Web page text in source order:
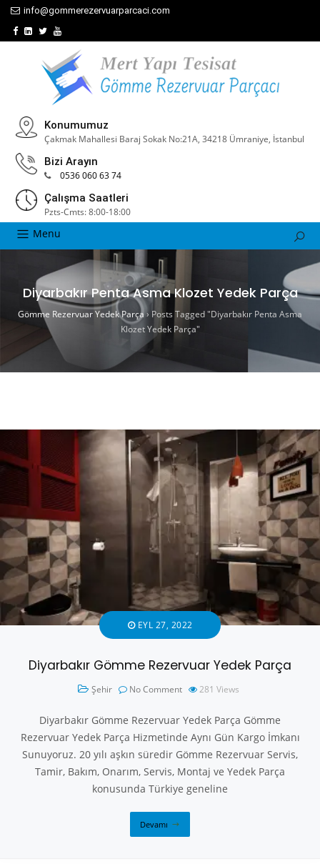
info@gommerezervuarparcaci.com
Konumumuz
Çakmak Mahallesi Baraj Sokak No:21A, 34218 Ümraniye, İstanbul
Bizi Arayın
0536 060 63 74
Çalışma Saatleri
Pzts-Cmts: 8:00-18:00
Menu
Diyarbakır Penta Asma Klozet Yedek Parça
Gömme Rezervuar Yedek Parça› Posts Tagged "Diyarbakır Penta Asma
Klozet Yedek Parça"
EYL 27, 2022
Diyarbakır Gömme Rezervuar Yedek Parça
Şehir No Comment 281 Views
Diyarbakır Gömme Rezervuar Yedek Parça Gömme
Rezervuar Yedek Parça Hizmetinde Aynı Gün Kargo İmkanı
Sunuyoruz. 20 yılı aşkın süredir Gömme Rezervuar Servis,
Tamir, Bakım, Onarım, Servis, Montaj ve Yedek Parça
konusunda Türkiye geneline
Devamı